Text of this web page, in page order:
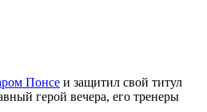
Понсе и защитил свой титул
герой вечера, его тренеры